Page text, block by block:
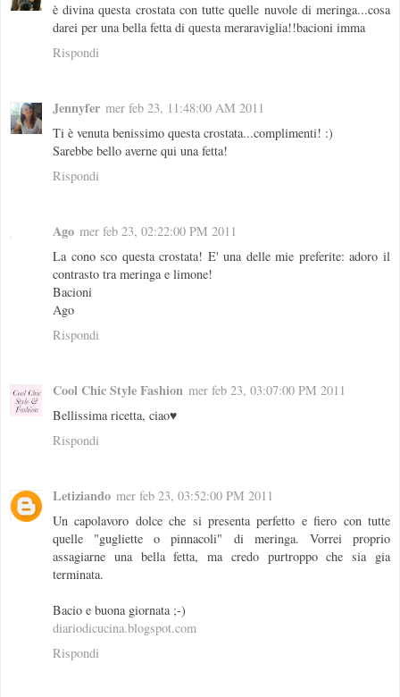
è divina questa crostata con tutte quelle nuvole di meringa...cosa
darei per una bella fetta di questa meraraviglia!!bacioni imma
Rispondi
Jennyfer mer feb 23, 11:48:00 AM 2011
Ti è venuta benissimo questa crostata...complimenti! :)
Sarebbe bello averne qui una fetta!
Rispondi
Ago mer feb 23, 02:22:00 PM 2011
La cono sco questa crostata! E' una delle mie preferite: adoro il
contrasto tra meringa e limone!
Bacioni
Ago
Rispondi
Cool Chic Style Fashion mer feb 23, 03:07:00 PM 2011
Bellissima ricetta, ciao♥
Rispondi
Letiziando mer feb 23, 03:52:00 PM 2011
Un capolavoro dolce che si presenta perfetto e fiero con tutte
quelle "gugliette o pinnacoli" di meringa. Vorrei proprio
assagiarne una bella fetta, ma credo purtroppo che sia gia
terminata.
Bacio e buona giornata ;-)
diariodicucina.blogspot.com
Rispondi